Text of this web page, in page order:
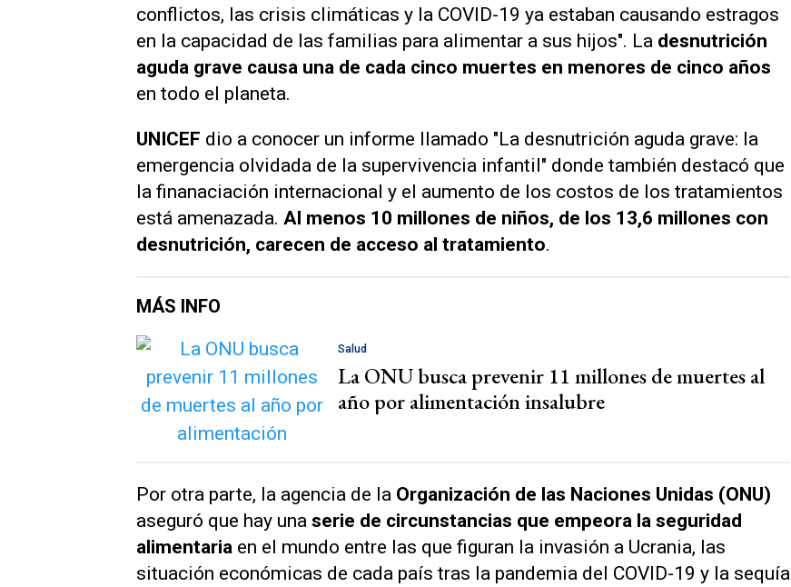
conflictos, las crisis climáticas y la COVID-19 ya estaban causando estragos
en la capacidad de las familias para alimentar a sus hijos". La desnutrición
aguda grave causa una de cada cinco muertes en menores de cinco años
en todo el planeta.
UNICEF dio a conocer un informe llamado "La desnutrición aguda grave: la
emergencia olvidada de la supervivencia infantil" donde también destacó que
la finanaciación internacional y el aumento de los costos de los tratamientos
está amenazada. Al menos 10 millones de niños, de los 13,6 millones con
desnutrición, carecen de acceso al tratamiento.
MÁS INFO
Salud
La ONU busca prevenir 11 millones de muertes al
año por alimentación insalubre
Por otra parte, la agencia de la Organización de las Naciones Unidas (ONU)
aseguró que hay una serie de circunstancias que empeora la seguridad
alimentaria en el mundo entre las que figuran la invasión a Ucrania, las
situación económicas de cada país tras la pandemia del COVID-19 y la sequía